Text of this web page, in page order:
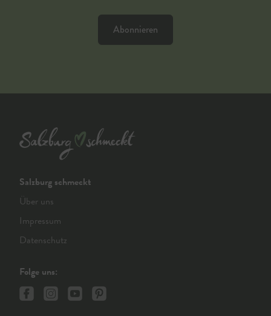
Abonnieren
Salzburg schmeckt
Über uns
Impressum
Datenschutz
Folge uns: